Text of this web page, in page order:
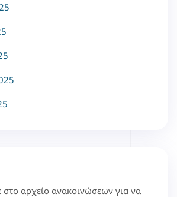
στο αρχείο ανακοινώσεων για να